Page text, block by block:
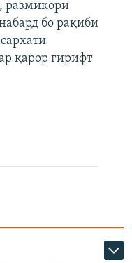
480p
360p
480p
размикори
бо рақиби
қарор гирифт